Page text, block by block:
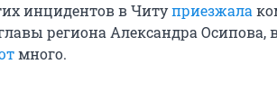
инцидентов в Читуприезжала
региона Александра Осипова,
много.